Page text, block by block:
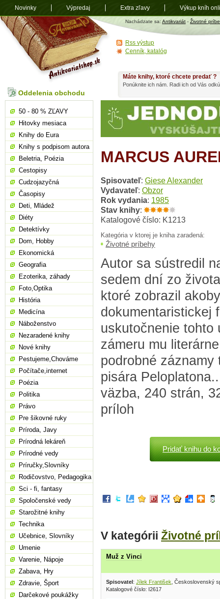
Antikvariát
shop.sk
Nachádzate sa: Antikvariát - Životné
MARCUS
Spisovateľ: Giese Alexander
Vydavateľ: Obzor
Rok vydania: 1985
Stav knihy:
Katalogové číslo: K1213
Kategória v ktorej je kniha zaradená:
Životné príbehy
Autor sa sústredil
sedem dní zo
ktoré zobrazil
dokumentaristickej
uskutočnenie tohto
zámeru mu
podrobné
pisára
väzba, 240 strán,
príloh
Pridať knihu do
V kategórii Životné
Muž z Vinci
Spisovatel: Jílek František , Československý
Katalogové číslo: I2617
Máte knihy, ktoré chcete predať ?
Ponúknite ich nám. Radi ich od Vás
Oddelenia obchodu
50 - 80 % ZĽAVY
Hitovky mesiaca
Knihy do Eura
Knihy s podpisom autora
Beletria, Poézia
Cestopisy
Cudzojazyčná
Časopisy
Deti, Mládež
Diéty
Detektívky
Dom, Hobby
Ekonomická
Geografia
Ezoterika, záhady
Foto,Optika
História
Medicína
Náboženstvo
Nezaradené knihy
Nové knihy
Pestujeme,Chováme
Počítače,internet
Poézia
Politika
Právo
Pre šikovné ruky
Príroda, Javy
Prírodná lekáreň
Prírodné vedy
Príručky,Slovníky
Rodičovstvo, Pedagogika
Sci - fi, fantasy
Spoločenské vedy
Starožitné knihy
Technika
Učebnice, Slovníky
Umenie
Varenie, Nápoje
Zabava, Hry
Zdravie, Šport
Darčekové poukážky
Rss výstup
Cenník, katalóg
Novinky Výpredaj Extra zľavy Výkup kníh